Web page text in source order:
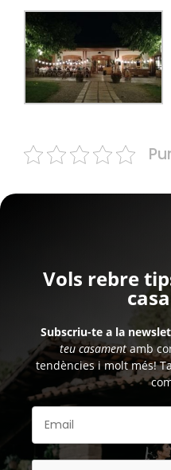
Vols rebre
Subscriu-te a la
teu casamentamb
tendències i molt més!